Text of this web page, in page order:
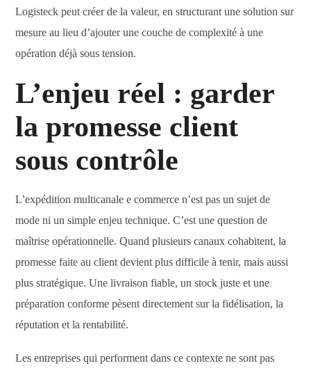
Logisteck peut créer de la valeur, en structurant une solution sur
mesure au lieu d’ajouter une couche de complexité à une
opération déjà sous tension.
L’enjeu réel : garder
la promesse client
sous contrôle
L’expédition multicanale e commerce n’est pas un sujet de
mode ni un simple enjeu technique. C’est une question de
maîtrise opérationnelle. Quand plusieurs canaux cohabitent, la
promesse faite au client devient plus difficile à tenir, mais aussi
plus stratégique. Une livraison fiable, un stock juste et une
préparation conforme pèsent directement sur la fidélisation, la
réputation et la rentabilité.
Les entreprises qui performent dans ce contexte ne sont pas